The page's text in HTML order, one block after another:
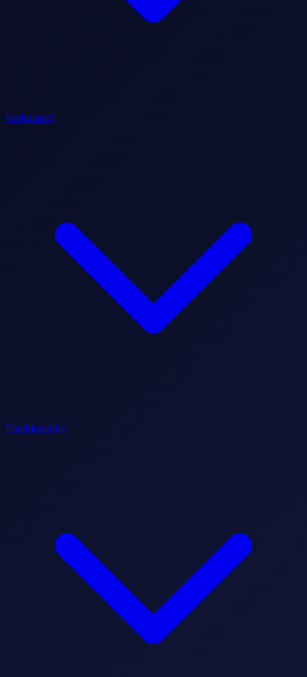
Kalkulatori
Enciklopedija